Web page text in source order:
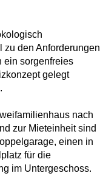
zu den Anforderungen
ein sorgenfreies
gelegt
nach
zur Mieteinheit sind
einen in
für die
im Untergeschoss.